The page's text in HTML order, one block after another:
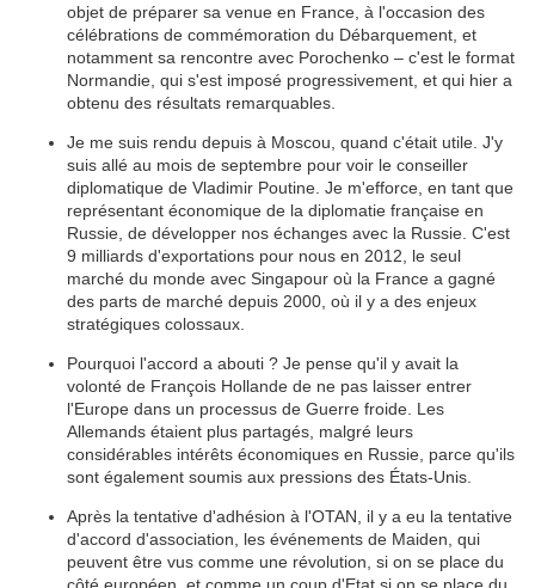
objet de préparer sa venue en France, à l'occasion des
célébrations de commémoration du Débarquement, et
notamment sa rencontre avec Porochenko – c'est le format
Normandie, qui s'est imposé progressivement, et qui hier a
obtenu des résultats remarquables.
Je me suis rendu depuis à Moscou, quand c'était utile. J'y
suis allé au mois de septembre pour voir le conseiller
diplomatique de Vladimir Poutine. Je m'efforce, en tant que
représentant économique de la diplomatie française en
Russie, de développer nos échanges avec la Russie. C'est
9 milliards d'exportations pour nous en 2012, le seul
marché du monde avec Singapour où la France a gagné
des parts de marché depuis 2000, où il y a des enjeux
stratégiques colossaux.
Pourquoi l'accord a abouti ? Je pense qu'il y avait la
volonté de François Hollande de ne pas laisser entrer
l'Europe dans un processus de Guerre froide. Les
Allemands étaient plus partagés, malgré leurs
considérables intérêts économiques en Russie, parce qu'ils
sont également soumis aux pressions des États-Unis.
Après la tentative d'adhésion à l'OTAN, il y a eu la tentative
d'accord d'association, les événements de Maiden, qui
peuvent être vus comme une révolution, si on se place du